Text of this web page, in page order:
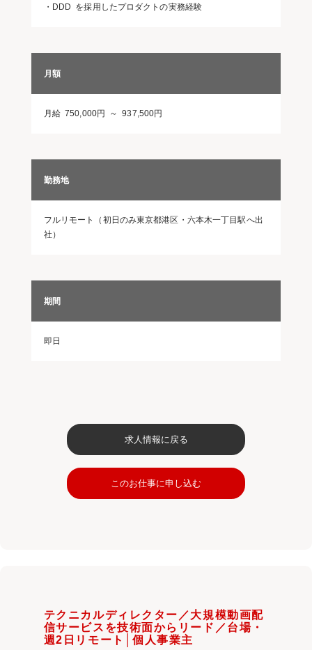
・DDD を採用したプロダクトの実務経験
月額
月給 750,000円 ～ 937,500円
勤務地
フルリモート（初日のみ東京都港区・六本木一丁目駅へ出
社）
期間
即日
求人情報に戻る
このお仕事に申し込む
テクニカルディレクター／大規模動画配
信サービスを技術面からリード／台場・
週2日リモート│個人事業主